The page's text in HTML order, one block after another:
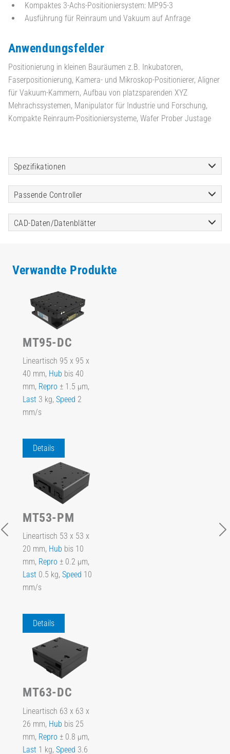
Kompaktes 3-Achs-Positioniersystem: MP95-3
Ausführung für Reinraum und Vakuum auf Anfrage
Anwendungsfelder
Positionierung in kleinen Bauräumen z.B. Inkubatoren,
Faserpositionierung, Kamera- und Mikroskop-Positionierer, Aligner
für Vakuum-Kammern, Aufbau von platzsparenden XYZ
Mehrachssystemen, Manipulator für Industrie und Forschung,
Kompakte Reinraum-Positioniersysteme, Wafer Prober Justage
Spezifikationen
Passende Controller
CAD-Daten/Datenblätter
Verwandte Produkte
MT95-DC
Lineartisch 95 x 95 x
40 mm, Hub bis 40
mm, Repro ± 1.5 µm,
Last 3 kg, Speed 2
mm/s
Details
MT53-PM
Lineartisch 53 x 53 x
20 mm, Hub bis 10
mm, Repro ± 0.2 µm,
Last 0.5 kg, Speed 10
mm/s
Details
MT63-DC
Lineartisch 63 x 63 x
26 mm, Hub bis 25
mm, Repro ± 0.8 µm,
Last 1 kg, Speed 3.6